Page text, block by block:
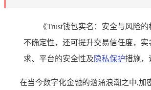
《Trust钱包实名：安全与风险
不确定性，还可提升交易信任度，
求、平台的安全性及 隐私保护措施，
在当今数字化金融的汹涌浪潮之中,加